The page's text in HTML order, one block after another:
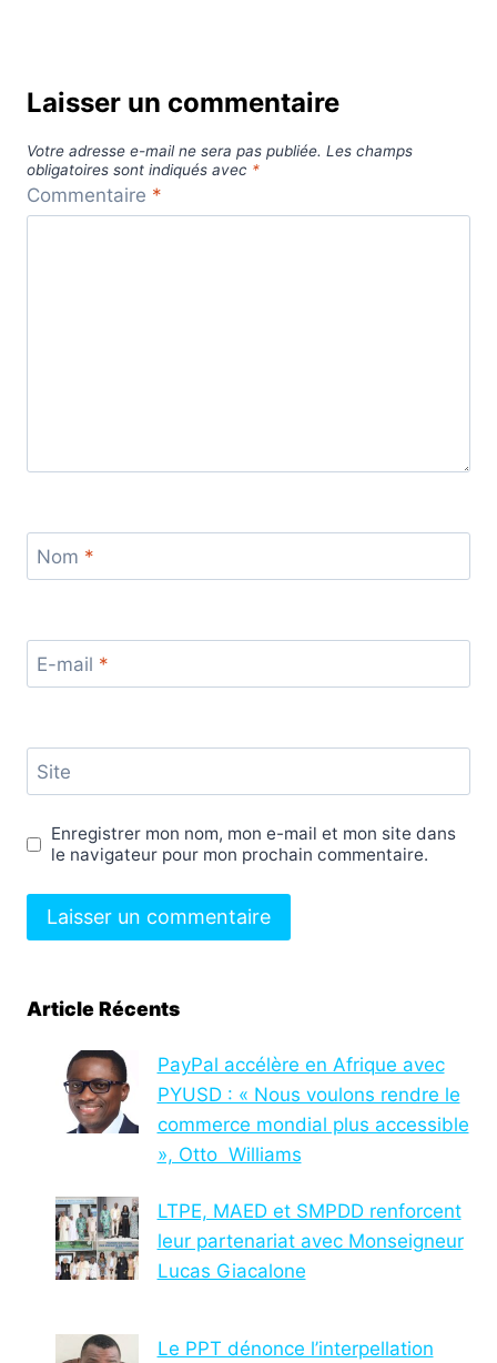
Laisser un commentaire
Votre adresse e-mail ne sera pas publiée. Les champs
obligatoires sont indiqués avec *
Commentaire *
Nom *
E-mail *
Site
Enregistrer mon nom, mon e-mail et mon site dans
le navigateur pour mon prochain commentaire.
Article Récents
PayPal accélère en Afrique avec
PYUSD : « Nous voulons rendre le
commerce mondial plus accessible
», Otto Williams
LTPE, MAED et SMPDD renforcent
leur partenariat avec Monseigneur
Lucas Giacalone
Le PPT dénonce l’interpellation